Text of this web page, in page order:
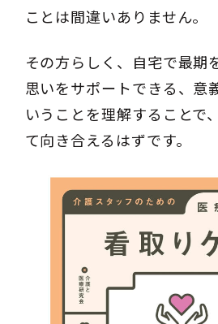
ことは間違いありません。
その方らしく、自宅で最期
思いをサポートできる、意
いうことを理解することで
て向き合えるはずです。